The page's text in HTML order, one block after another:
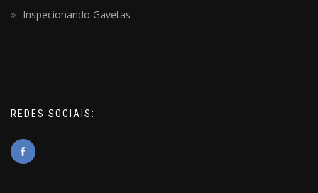
Inspecionando Gavetas
REDES SOCIAIS: